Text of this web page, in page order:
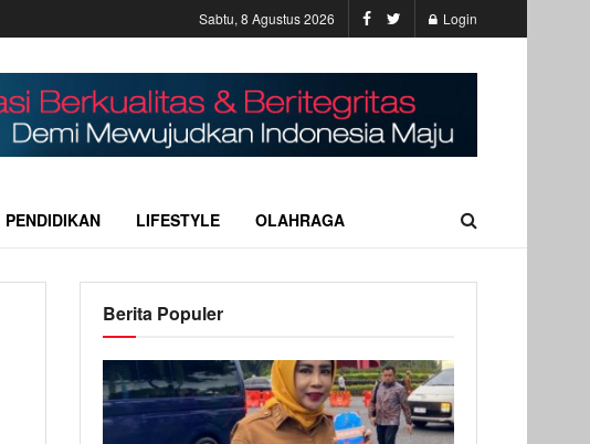
Sabtu, 8 Agustus 2026 Login
PENDIDIKAN LIFESTYLE OLAHRAGA
Berita Populer